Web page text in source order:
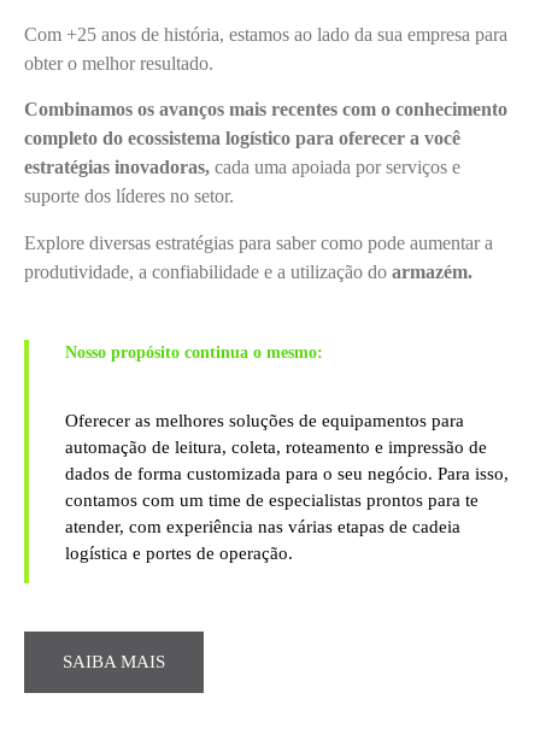
Com +25 anos de história, estamos ao lado da sua empresa para
obter o melhor resultado.
Combinamos os avanços mais recentes com o conhecimento
completo do ecossistema logístico para oferecer a você
estratégias inovadoras, cada uma apoiada por serviços e
suporte dos líderes no setor.
Explore diversas estratégias para saber como pode aumentar a
produtividade, a confiabilidade e a utilização do armazém.
Nosso propósito continua o mesmo:
Oferecer as melhores soluções de equipamentos para
automação de leitura, coleta, roteamento e impressão de
dados de forma customizada para o seu negócio. Para isso,
contamos com um time de especialistas prontos para te
atender, com experiência nas várias etapas de cadeia
logística e portes de operação.
SAIBA MAIS